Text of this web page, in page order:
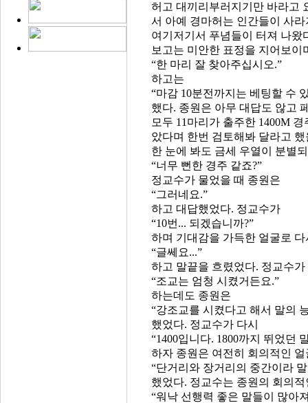
허고 대끼리부러지기만 바라고
서 아예 경마허는 인간들이 사라
여기저기서 푸념들이 터져 나왔
보고는 미안한 표정을 지어보이
“한 마리 잘 찾아주십시오.”
하고는
“마감 10분전까지는 베팅할 수
했다. 종원은 아무 대답도 않고
모두 11마리가 출주한 1400M
았다며 한번 검토해봐 달라고
한 눈에 봐도 금세 우열이 분별
“너무 뻔한 경주 같죠?”
정교수가 물었을 때 종원은
“그러네요.”
하고 대답했었다. 정교수가
“10번... 되겠습니까?”
하며 기대감을 가득한 얼굴로
“글쎄요...”
하고 말끝을 흐렸었다. 정교수
“조교는 엄청 시켰거든요.”
하는데도 종원은
“강조교를 시켰다고 해서 말의
했었다. 정교수가 다시
“1400입니다. 1800까지 뛰었던
하자 종원은 여전히 회의적인 얼
“단거리와 장거리의 중간이라
했었다. 정교수는 종원의 회의
“워낙 선행력 좋은 말들이 많아